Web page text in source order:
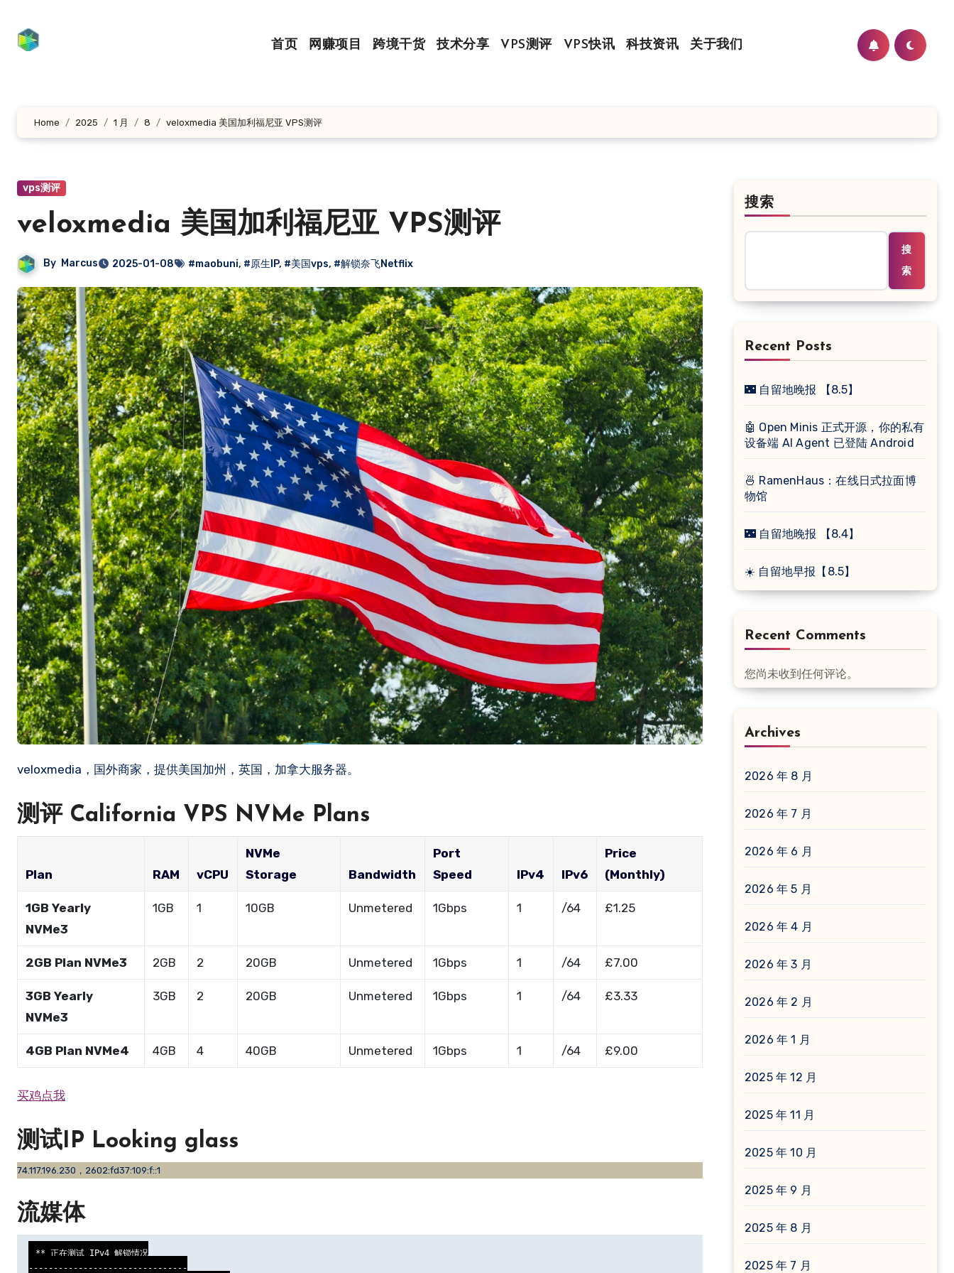
首页 网赚项目 跨境干货 技术分享 VPS测评 VPS快讯 科技资讯 关于我们
Home 2025 1 月 8 veloxmedia 美国加利福尼亚 VPS测评
vps测评
veloxmedia 美国加利福尼亚 VPS测评
By Marcus 2025-01-08 #maobuni, #原生IP, #美国vps, #解锁奈飞Netflix
veloxmedia，国外商家，提供美国加州，英国，加拿大服务器。
测评 California VPS NVMe Plans
Plan RAM vCPU
NVMe
Storage
Bandwidth
Port
Speed
IPv4 IPv6
Price
(Monthly)
1GB Yearly
NVMe3
1GB 1 10GB Unmetered 1Gbps 1 /64 £1.25
2GB Plan NVMe3 2GB 2 20GB Unmetered 1Gbps 1 /64 £7.00
3GB Yearly
NVMe3
3GB 2 20GB Unmetered 1Gbps 1 /64 £3.33
4GB Plan NVMe4 4GB 4 40GB Unmetered 1Gbps 1 /64 £9.00
买鸡点我
测试IP Looking glass
74.117.196.230，2602:fd37:109:f::1
流媒体
** 正在测试 IPv4 解锁情况
--------------------------------
搜索
搜
索
Recent Posts
🌃 自留地晚报 【8.5】
🤖 Open Minis 正式开源，你的私有
设备端 AI Agent 已登陆 Android
🍜 RamenHaus：在线日式拉面博
物馆
🌃 自留地晚报 【8.4】
☀️ 自留地早报【8.5】
Recent Comments
您尚未收到任何评论。
Archives
2026 年 8 月
2026 年 7 月
2026 年 6 月
2026 年 5 月
2026 年 4 月
2026 年 3 月
2026 年 2 月
2026 年 1 月
2025 年 12 月
2025 年 11 月
2025 年 10 月
2025 年 9 月
2025 年 8 月
2025 年 7 月